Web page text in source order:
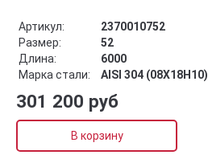
Артикул:
2370010752
Размер:
52
Длина:
6000
Марка стали:
AISI 304 (08Х18Н10)
301 200 руб
В корзину